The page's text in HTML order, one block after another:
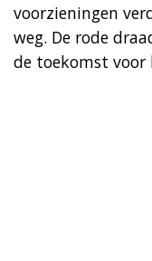
voorzieningen
weg. De rode
de toekomst voor